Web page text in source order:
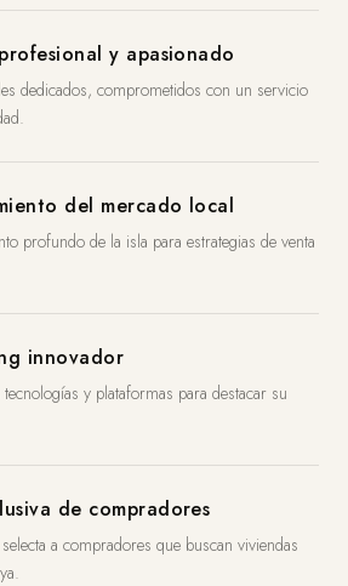
y apasionado
dedicados, comprometidos con un servicio
del mercado local
profundo de la isla para estrategias de venta
innovador
tecnologías y plataformas para destacar su
de compradores
a compradores que buscan viviendas